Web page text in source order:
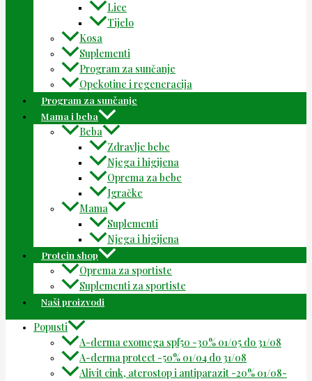
Lice
Tijelo
Kosa
Suplementi
Program za sunčanje
Opekotine i regeneracija
Program za sunčanje
Mama i beba
Beba
Zdravlje bebe
Njega i higijena
Oprema za bebe
Igračke
Mama
Suplementi
Njega i higijena
Protein shop
Oprema za sportiste
Suplementi za sportiste
Naši proizvodi
Popusti
A-derma exomega spf50 -30% 01/05 do 31/08
A-derma protect -50% 01/04 do 31/08
Alivit cink, aterostop i antiparazit -20% 01/08-